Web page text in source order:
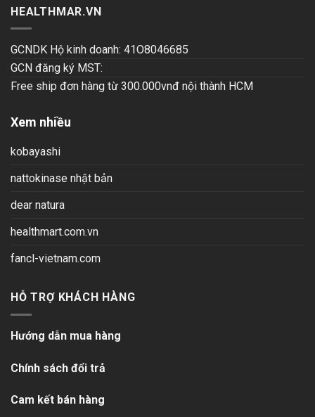
HEALTHMAR.VN
GCNDK Hộ kinh doanh: 41O8046685
GCN đăng ký MST:
Free ship đơn hàng từ 300.000vnđ nội thành HCM
Xem nhiều
kobayashi
nattokinase nhật bản
dear natura
healthmart.com.vn
fancl-vietnam.com
HỖ TRỢ KHÁCH HÀNG
Hướng dẫn mua hàng
Chính sách đổi trả
Cam kết bán hàng